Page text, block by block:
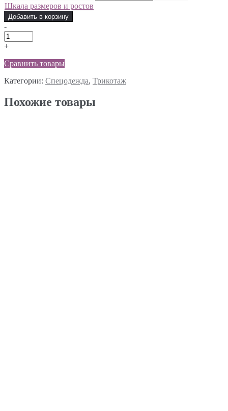
Шкала размеров и ростов
Добавить в корзину
-
+
Сравнить товары
Категории: Спецодежда, Трикотаж
Похожие товары